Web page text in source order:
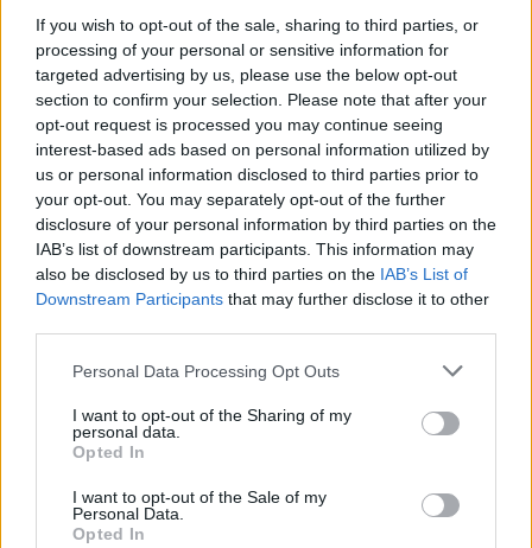
If you wish to opt-out of the sale, sharing to third parties, or
processing of your personal or sensitive information for
targeted advertising by us, please use the below opt-out
section to confirm your selection. Please note that after your
opt-out request is processed you may continue seeing
interest-based ads based on personal information utilized by
us or personal information disclosed to third parties prior to
your opt-out. You may separately opt-out of the further
disclosure of your personal information by third parties on the
IAB’s list of downstream participants. This information may
also be disclosed by us to third parties on the IAB’s List of
Downstream Participants that may further disclose it to other
Please note that this website/app uses one or more Google
not limited to your visit or usage behaviour. You may click to
grant or deny consent to Google and its third-party tags to
use your data for below specified purposes in below Google
consent section.
Personal Data Processing Opt Outs
I want to opt-out of the Sharing of my
personal data.
Opted In
I want to opt-out of the Sale of my
Personal Data.
Opted In
Situación financiera de la UDC: ¿Qué está pasando en 2026?
Marta Ruiz · 1 Ago 2026
FINANCIACIÓN
UDC y Xunta en conflicto por desequilibrio presupuestario en
Marta Ruiz · 1 Ago 2026